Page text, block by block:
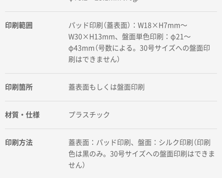
印刷範囲
パッド印刷（蓋表面）：W18×H7mm〜
W30×H13mm、盤面単色印刷：φ21〜
φ43mm（号数による。30号サイズへの盤面印
刷はできません）
印刷箇所 蓋表面もしくは盤面印刷
材質・仕様 プラスチック
印刷方法
蓋表面：パッド印刷、盤面：シルク印刷（印刷
色は黒のみ。30号サイズへの盤面印刷はできま
せん）